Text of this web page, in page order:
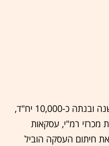
גיא ודורון לוי נוסדה לפני כ-30 שנה ובנתה כ-10,000 יח"ד,
מכרזי רמ"י, עסקאות
חיתום העסקה הוביל